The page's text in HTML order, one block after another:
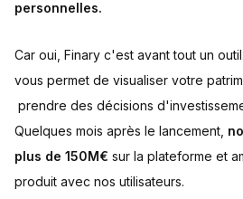
personnelles.
Car oui, Finary c'est avant tout un
vous permet de visualiser votre
prendre des décisions
Quelques mois après le lancement,
plus de 150M€ sur la plateforme et
produit avec nos utilisateurs.